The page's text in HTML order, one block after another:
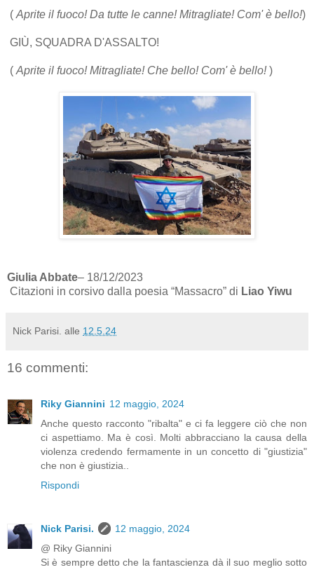
( Aprite il fuoco! Da tutte le canne! Mitragliate! Com' è bello!)
GIÙ, SQUADRA D'ASSALTO!
( Aprite il fuoco! Mitragliate! Che bello! Com' è bello!)
Giulia Abbate– 18/12/2023
Citazioni in corsivo dalla poesia “Massacro” di Liao Yiwu
Nick Parisi. alle 12.5.24
16 commenti:
Riky Giannini 12 maggio, 2024
Anche questo racconto "ribalta" e ci fa leggere ciò che non
ci aspettiamo. Ma è così. Molti abbracciano la causa della
violenza credendo fermamente in un concetto di "giustizia"
che non è giustizia..
Rispondi
Nick Parisi.
12 maggio, 2024
@ Riky Giannini
Si è sempre detto che la fantascienza dà il suo meglio sotto